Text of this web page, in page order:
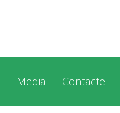
Media Contacte